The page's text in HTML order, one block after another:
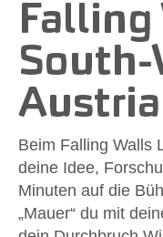
Falling
South-
Beim Falling Walls
deine Idee,
Minuten auf die
„Mauer“ du mit